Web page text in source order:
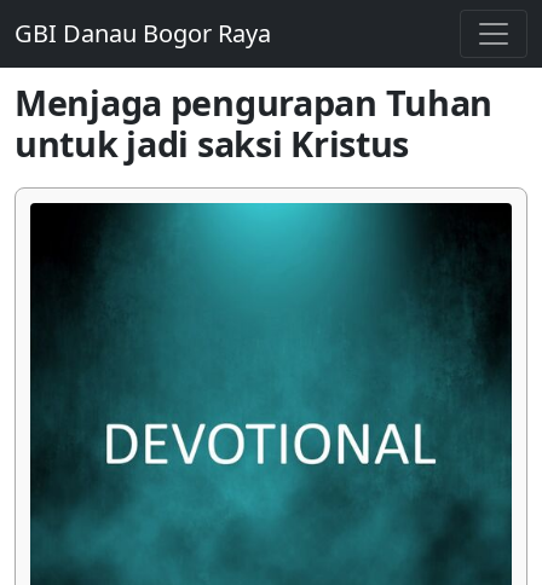
GBI Danau Bogor Raya
Menjaga pengurapan Tuhan
untuk jadi saksi Kristus